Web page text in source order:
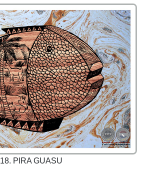
18. PIRA GUASU